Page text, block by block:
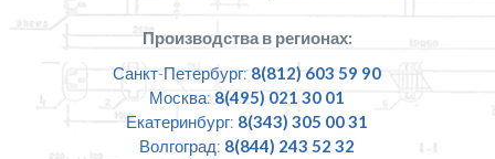
Производства в регионах:
Санкт-Петербург: 8(812) 603 59 90
Москва: 8(495) 021 30 01
Екатеринбург: 8(343) 305 00 31
Волгоград: 8(844) 243 52 32